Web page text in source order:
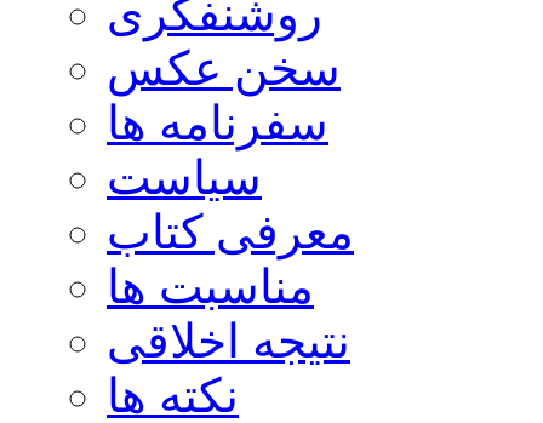
روشنفکری
سخن عکس
سفرنامه ها
سیاست
معرفی کتاب
مناسبت ها
نتیجه اخلاقی
نکته ها